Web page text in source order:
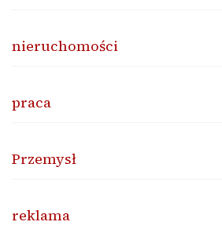
nieruchomości
praca
Przemysł
reklama